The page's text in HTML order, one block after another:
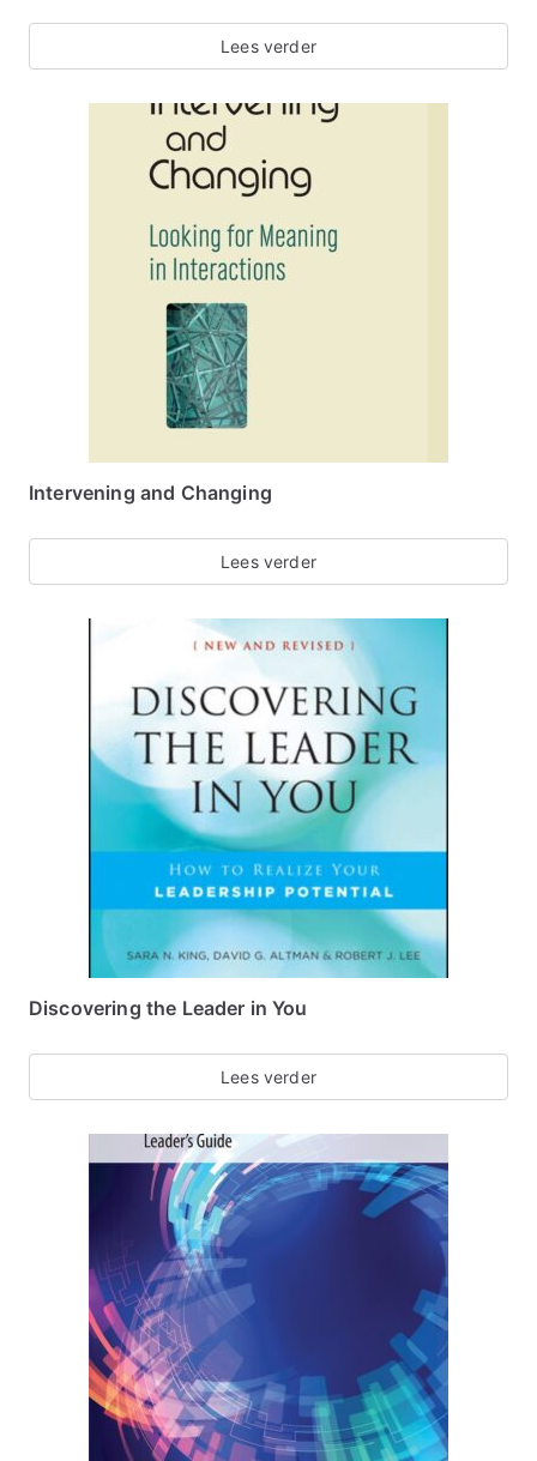
Lees verder
Intervening and Changing
Lees verder
Discovering the Leader in You
Lees verder